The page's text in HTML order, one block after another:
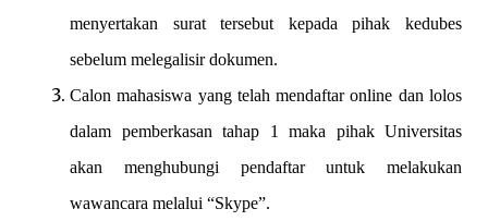
menyertakan surat tersebut kepada pihak kedubes
sebelum melegalisir dokumen.
Calon mahasiswa yang telah mendaftar online dan lolos
dalam pemberkasan tahap 1 maka pihak Universitas
akan menghubungi pendaftar untuk melakukan
wawancara melalui “Skype”.